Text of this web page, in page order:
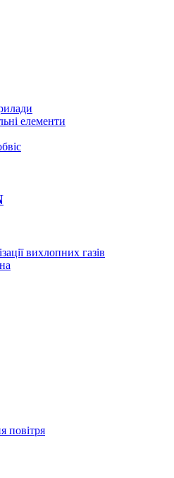
елементи
вихлопних газів
повітря